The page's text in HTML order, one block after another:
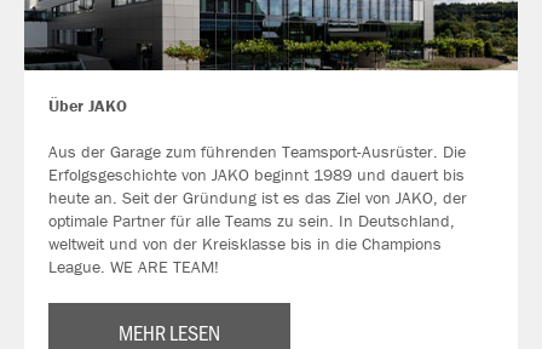
Über JAKO
Aus der Garage zum führenden Teamsport-Ausrüster. Die
Erfolgsgeschichte von JAKO beginnt 1989 und dauert bis
heute an. Seit der Gründung ist es das Ziel von JAKO, der
optimale Partner für alle Teams zu sein. In Deutschland,
weltweit und von der Kreisklasse bis in die Champions
League. WE ARE TEAM!
MEHR LESEN